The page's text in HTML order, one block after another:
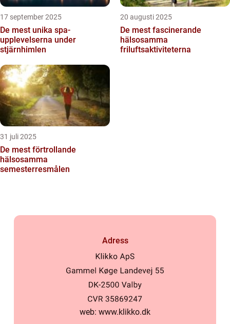
17 september 2025
De mest unika spa-
upplevelserna under
stjärnhimlen
20 augusti 2025
De mest fascinerande
hälsosamma
friluftsaktiviteterna
31 juli 2025
De mest förtrollande
hälsosamma
semesterresmålen
Adress
web: www.klikko.dk